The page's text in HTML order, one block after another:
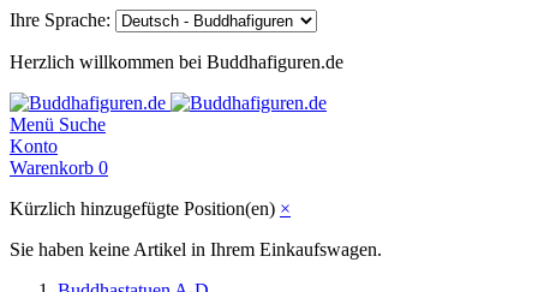
Ihre Sprache:
Herzlich willkommen bei Buddhafiguren.de
Menü Suche
Konto
Warenkorb 0
Kürzlich hinzugefügte Position(en) ×
Sie haben keine Artikel in Ihrem Einkaufswagen.